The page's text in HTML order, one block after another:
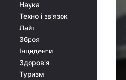
Наука
Техно і зв'язок
Лайт
Зброя
Інциденти
Здоров'я
Туризм